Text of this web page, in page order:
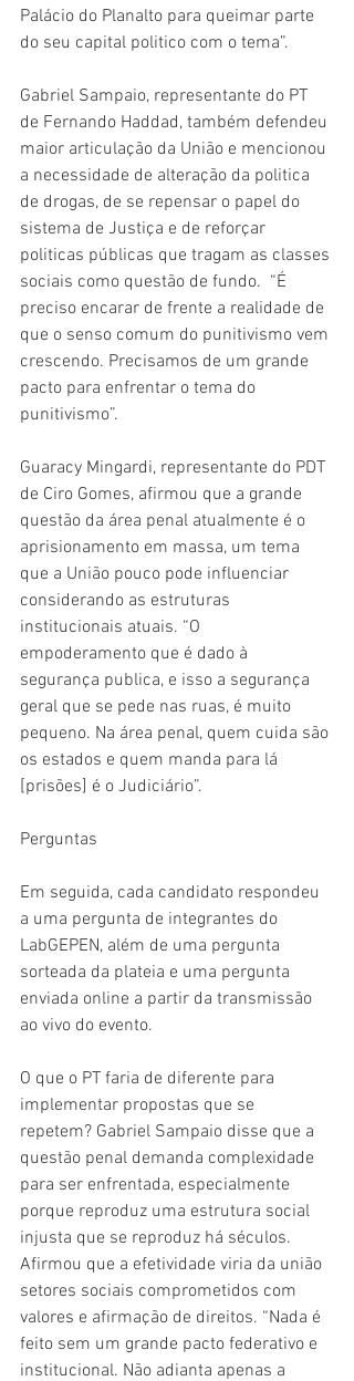
Palácio do Planalto para queimar parte
do seu capital politico com o tema”.
Gabriel Sampaio, representante do PT
de Fernando Haddad, também defendeu
maior articulação da União e mencionou
a necessidade de alteração da politica
de drogas, de se repensar o papel do
sistema de Justiça e de reforçar
politicas públicas que tragam as classes
sociais como questão de fundo.  “É
preciso encarar de frente a realidade de
que o senso comum do punitivismo vem
crescendo. Precisamos de um grande
pacto para enfrentar o tema do
punitivismo”.
Guaracy Mingardi, representante do PDT
de Ciro Gomes, afirmou que a grande
questão da área penal atualmente é o
aprisionamento em massa, um tema
que a União pouco pode influenciar
considerando as estruturas
institucionais atuais. “O
empoderamento que é dado à
segurança publica, e isso a segurança
geral que se pede nas ruas, é muito
pequeno. Na área penal, quem cuida são
os estados e quem manda para lá
[prisões] é o Judiciário”.
Perguntas
Em seguida, cada candidato respondeu
a uma pergunta de integrantes do
LabGEPEN, além de uma pergunta
sorteada da plateia e uma pergunta
enviada online a partir da transmissão
ao vivo do evento.
O que o PT faria de diferente para
implementar propostas que se
repetem? Gabriel Sampaio disse que a
questão penal demanda complexidade
para ser enfrentada, especialmente
porque reproduz uma estrutura social
injusta que se reproduz há séculos.
Afirmou que a efetividade viria da união
setores sociais comprometidos com
valores e afirmação de direitos. “Nada é
feito sem um grande pacto federativo e
institucional. Não adianta apenas a